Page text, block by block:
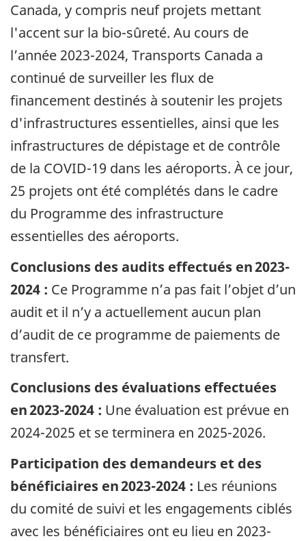
Canada, y compris neuf projets mettant
l'accent sur la bio-sûreté. Au cours de
l’année 2023-2024, Transports Canada a
continué de surveiller les flux de
financement destinés à soutenir les projets
d'infrastructures essentielles, ainsi que les
infrastructures de dépistage et de contrôle
de la COVID-19 dans les aéroports. À ce jour,
25 projets ont été complétés dans le cadre
du Programme des infrastructure
essentielles des aéroports.
Conclusions des audits effectués en 2023-
2024 : Ce Programme n’a pas fait l’objet d’un
audit et il n’y a actuellement aucun plan
d’audit de ce programme de paiements de
transfert.
Conclusions des évaluations effectuées
en 2023-2024 : Une évaluation est prévue en
2024-2025 et se terminera en 2025-2026.
Participation des demandeurs et des
bénéficiaires en 2023-2024 : Les réunions
du comité de suivi et les engagements ciblés
avec les bénéficiaires ont eu lieu en 2023-